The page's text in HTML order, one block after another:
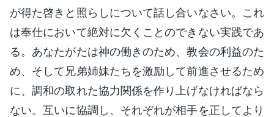
が得た啓きと照らしについて話し合いなさい。これ
は奉仕において絶対に欠くことのできない実践であ
る。あなたがたは神の働きのため、教会の利益のた
め、そして兄弟姉妹たちを激励して前進させるため
に、調和の取れた協力関係を作り上げなければなら
ない。互いに協調し、それぞれが相手を正してより